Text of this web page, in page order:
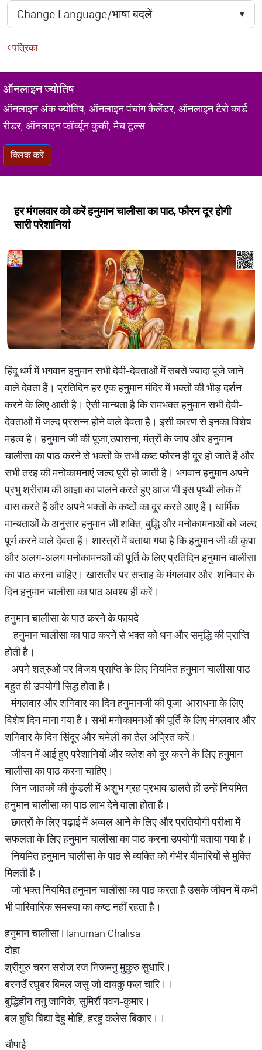
पत्रिका
ऑनलाइन ज्योतिष
ऑनलाइन अंक ज्योतिष, ऑनलाइन पंचांग कैलेंडर, ऑनलाइन टैरो कार्ड
रीडर, ऑनलाइन फॉर्च्यून कुकी, मैच टूल्स
क्लिक करें
हर मंगलवार को करें हनुमान चालीसा का पाठ, फौरन दूर होगी
सारी परेशानियां
हिंदू धर्म में भगवान हनुमान सभी देवी-देवताओं में सबसे ज्यादा पूजे जाने
वाले देवता हैं। प्रतिदिन हर एक हनुमान मंदिर में भक्तों की भीड़ दर्शन
करने के लिए आती है। ऐसी मान्यता है कि रामभक्त हनुमान सभी देवी-
देवताओं में जल्द प्रसन्न होने वाले देवता है। इसी कारण से इनका विशेष
महत्व है। हनुमान जी की पूजा,उपासना, मंत्रों के जाप और हनुमान
चालीसा का पाठ करने से भक्तों के सभी कष्ट फौरन ही दूर हो जाते हैं और
सभी तरह की मनोकामनाएं जल्द पूरी हो जाती है। भगवान हनुमान अपने
प्रभु श्रीराम की आज्ञा का पालने करते हुए आज भी इस पृथ्वी लोक में
वास करते हैं और अपने भक्तों के कष्टों का दूर करते आए हैं। धार्मिक
मान्यताओं के अनुसार हनुमान जी शक्ति, बुद्धि और मनोकामनाओं को जल्द
पूर्ण करने वाले देवता हैं। शास्त्रों में बताया गया है कि हनुमान जी की कृपा
और अलग-अलग मनोकामनओं की पूर्ति के लिए प्रतिदिन हनुमान चालीसा
का पाठ करना चाहिए। खासतौर पर सप्ताह के मंगलवार और शनिवार के
दिन हनुमान चालीसा का पाठ अवश्य ही करें।
हनुमान चालीसा के पाठ करने के फायदे
- हनुमान चालीसा का पाठ करने से भक्त को धन और समृद्धि की प्राप्ति
होती है।
- अपने शत्रुओं पर विजय प्राप्ति के लिए नियमित हनुमान चालीसा पाठ
बहुत ही उपयोगी सिद्ध होता है।
- मंगलवार और शनिवार का दिन हनुमानजी की पूजा-आराधना के लिए
विशेष दिन माना गया है। सभी मनोकामनओं की पूर्ति के लिए मंगलवार और
शनिवार के दिन सिंदूर और चमेली का तेल अप्रित करें।
- जीवन में आई हुए परेशानियों और क्लेश को दूर करने के लिए हनुमान
चालीसा का पाठ करना चाहिए।
- जिन जातकों की कुंडली में अशुभ ग्रह प्रभाव डालते हों उन्हें नियमित
हनुमान चालीसा का पाठ लाभ देने वाला होता है।
- छात्रों के लिए पढ़ाई में अव्वल आने के लिए और प्रतियोगी परीक्षा में
सफलता के लिए हनुमान चालीसा का पाठ करना उपयोगी बताया गया है।
- नियमित हनुमान चालीसा के पाठ से व्यक्ति को गंभीर बीमारियों से मुक्ति
मिलती है।
- जो भक्त नियमित हनुमान चालीसा का पाठ करता है उसके जीवन में कभी
भी पारिवारिक समस्या का कष्ट नहीं रहता है।
हनुमान चालीसा Hanuman Chalisa
दोहा
श्रीगुरु चरन सरोज रज निजमनु मुकुरु सुधारि।
बरनउँ रघुबर बिमल जसु जो दायकु फल चारि।।
बुद्धिहीन तनु जानिके, सुमिरौं पवन-कुमार।
बल बुधि बिद्या देहु मोहिं, हरहु कलेस बिकार।।
चौपाई